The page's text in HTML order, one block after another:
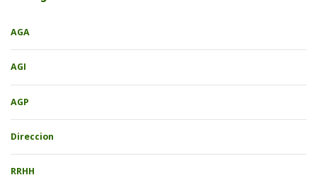
AGA
AGI
AGP
Direccion
RRHH